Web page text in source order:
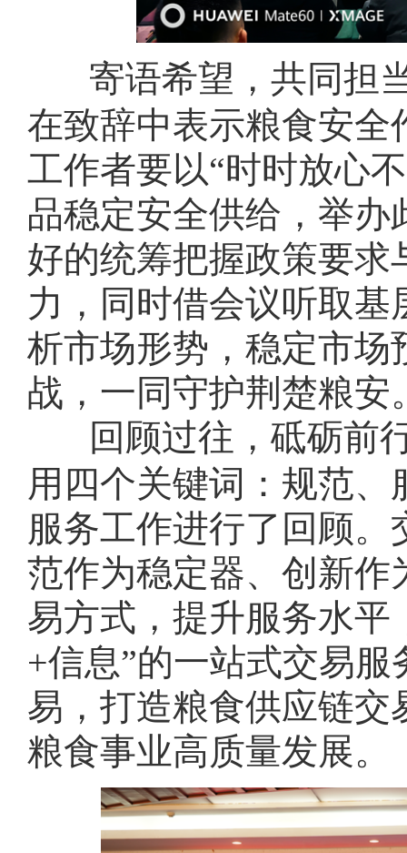
寄语希望，共同担
在致辞中表示粮食安全
工作者要以“时时放心
品稳定安全供给，举
好的统筹把握政策要
力，同时借会议听取
析市场形势，稳定市场
战，一同守护荆楚粮安
回顾过往，砥砺前
用四个关键词：规范、
服务工作进行了回顾
范作为稳定器、创新作
易方式，提升服务水平
+信息”的一站式交易
易，打造粮食供应链
粮食事业高质量发展。